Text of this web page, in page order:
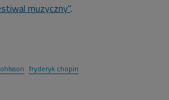
muzyczny".
fryderyk chopin